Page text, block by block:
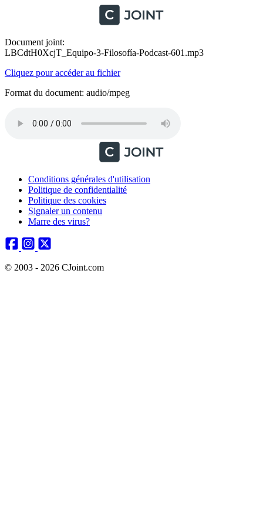
Document joint:
LBCdtH0XcjT_Equipo-3-Filosofía-Podcast-601.mp3
Cliquez pour accéder au fichier
Format du document: audio/mpeg
Conditions générales d'utilisation
Politique de confidentialité
Politique des cookies
Signaler un contenu
Marre des virus?
© 2003 - 2026 CJoint.com